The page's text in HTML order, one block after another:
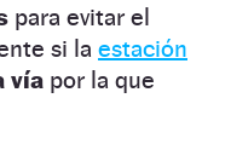
para evitar el
si la estación
vía por la que